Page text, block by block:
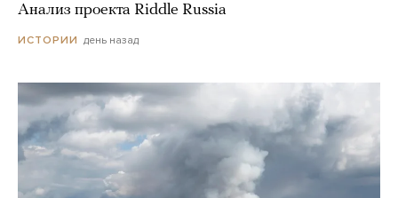
Анализ проекта Riddle Russia
ИСТОРИИ день назад